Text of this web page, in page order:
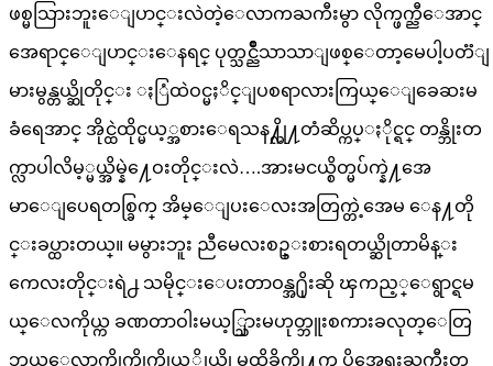
ဖစ္မသြားဘူးေျပာင္းလဲတဲ့ေလာကႀကီးမွာ လိုက္ဖက္ညီေအာင္
အေရာင္ေျပာင္းေနရင္ ပုတ္သင္ညိဳသာသာျဖစ္ေတာ့မေပါ့ပတၱျ
မားမွန္တယ္ဆိုတိုင္း ႏြံထဲဝင္မႈိင္ျပစရာလားကြယ္ေျခေဆးမ
ခံရေအာင္ အိုင္ထဲထိုင္မယ့္အစားေရသန႔္လို႔တံဆိပ္ကပ္ႏိုင္ရင္ တန္ဘိုးတ
က္လာပါလိမ့္မယ္အိမ္နဲ႔ေဝးတိုင္းလဲ….အားမငယ္စိတ္မပ်က္နဲ႔အေ
မာေျပေရတစ္ခြက္ အိမ္ေျပးေလးအတြက္တဲ့အေမ ေန႔တို
င္းခပ္ထားတယ္။ မမွားဘူး ညီမေလးစဥ္းစားရတယ္ဆိုတာမိန္း
ကေလးတိုင္းရဲ႕ သမိုင္းေပးတာဝန္အ႐ိုးဆို ၾကည့္ေရွာင္ရမ
ယ္ေလကိုယ္က ခဏတာဝါးမယ့္သြားမဟုတ္ဘူးစကားခလုတ္ေတြ
ဘယ္ေလာက္တိုက္တိုက္ကိုယ့္ကိုယ္ကို မထိခိုက္ဖို႔က ပိုအေရးႀကီးတ